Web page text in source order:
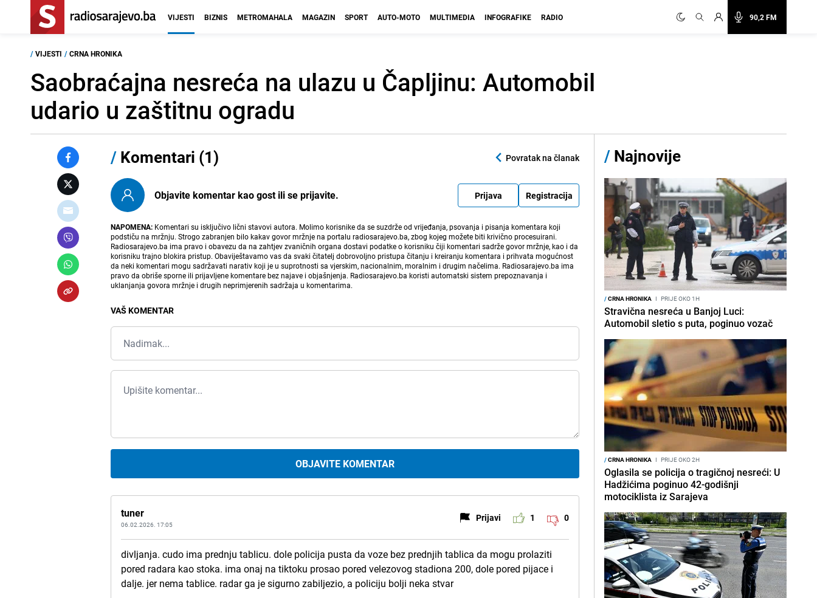
90,2 FM
VIJESTI BIZNIS METROMAHALA MAGAZIN SPORT AUTO-MOTO MULTIMEDIA INFOGRAFIKE RADIO
/ VIJESTI / CRNA HRONIKA
Saobraćajna nesreća na ulazu u Čapljinu: Automobil
udario u zaštitnu ogradu
/ Komentari (1) Povratak na članak
Objavite komentar kao gost ili se prijavite. Prijava Registracija
NAPOMENA: Komentari su isključivo lični stavovi autora. Molimo korisnike da se suzdrže od vrijeđanja, psovanja i pisanja komentara koji
podstiču na mržnju. Strogo zabranjen bilo kakav govor mržnje na portalu radiosarajevo.ba, zbog kojeg možete biti krivično procesuirani.
Radiosarajevo.ba ima pravo i obavezu da na zahtjev zvaničnih organa dostavi podatke o korisniku čiji komentari sadrže govor mržnje, kao i da
korisniku trajno blokira pristup. Obaviještavamo vas da svaki čitatelj dobrovoljno pristupa čitanju i kreiranju komentara i prihvata mogućnost
da neki komentari mogu sadržavati narativ koji je u suprotnosti sa vjerskim, nacionalnim, moralnim i drugim načelima. Radiosarajevo.ba ima
pravo da obriše sporne ili prijavljene komentare bez najave i objašnjenja. Radiosarajevo.ba koristi automatski sistem prepoznavanja i
uklanjanja govora mržnje i drugih neprimjerenih sadržaja u komentarima.
VAŠ KOMENTAR
OBJAVITE KOMENTAR
tuner
06.02.2026. 17:05
Prijavi 1 0
divljanja. cudo ima prednju tablicu. dole policija pusta da voze bez prednjih tablica da mogu prolaziti
pored radara kao stoka. ima onaj na tiktoku prosao pored velezovog stadiona 200, dole pored pijace i
dalje. jer nema tablice. radar ga je sigurno zabiljezio, a policiju bolji neka stvar
/ Najnovije
/CRNA HRONIKA I PRIJE OKO 1H
Stravična nesreća u Banjoj Luci:
Automobil sletio s puta, poginuo vozač
/CRNA HRONIKA I PRIJE OKO 2H
Oglasila se policija o tragičnoj nesreći: U
Hadžićima poginuo 42-godišnji
motociklista iz Sarajeva